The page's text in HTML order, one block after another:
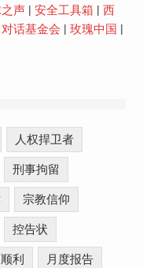
声| 安全工具箱
西
对话基金会 玫瑰中国
人权捍卫者
刑事拘留
宗教信仰
控告状
利 月度报告